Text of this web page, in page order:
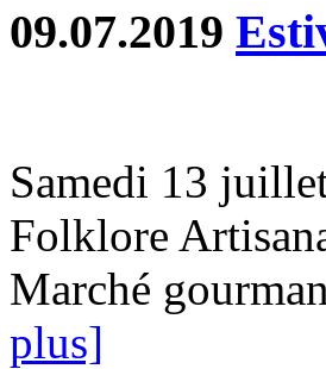
09.07.2019
Samedi 13
Folklore
Marché
plus]